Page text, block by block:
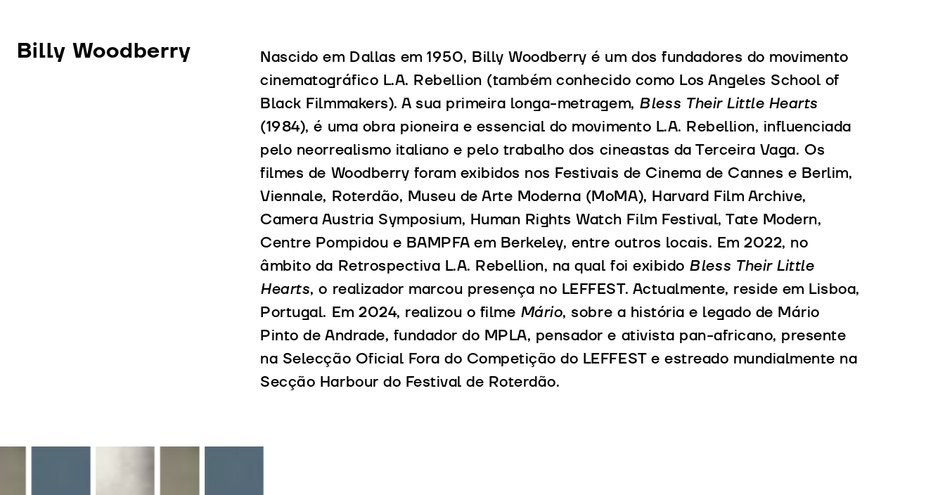
Billy Woodberry
Nascido em Dallas em 1950, Billy Woodberry é um dos fundadores do movimento
cinematográfico L.A. Rebellion (também conhecido como Los Angeles School of
Black Filmmakers). A sua primeira longa-metragem, Bless Their Little Hearts
(1984), é uma obra pioneira e essencial do movimento L.A. Rebellion, influenciada
pelo neorrealismo italiano e pelo trabalho dos cineastas da Terceira Vaga. Os
filmes de Woodberry foram exibidos nos Festivais de Cinema de Cannes e Berlim,
Viennale, Roterdão, Museu de Arte Moderna (MoMA), Harvard Film Archive,
Camera Austria Symposium, Human Rights Watch Film Festival, Tate Modern,
Centre Pompidou e BAMPFA em Berkeley, entre outros locais. Em 2022, no
âmbito da Retrospectiva L.A. Rebellion, na qual foi exibido Bless Their Little
Hearts, o realizador marcou presença no LEFFEST. Actualmente, reside em Lisboa,
Portugal. Em 2024, realizou o filme Mário, sobre a história e legado de Mário
Pinto de Andrade, fundador do MPLA, pensador e ativista pan-africano, presente
na Selecção Oficial Fora do Competição do LEFFEST e estreado mundialmente na
Secção Harbour do Festival de Roterdão.